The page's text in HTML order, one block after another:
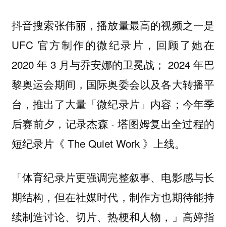
抖音搜索张伟丽，播放量最高的视频之一是
UFC 官方制作的微纪录片，回顾了她在
2020 年 3 月与乔安娜的卫冕战； 2024 年巴
黎奥运会期间，国际奥委会以及各大转播平
台，推出了大量「微纪录片」内容；今年季
后赛前夕，记录杰森 · 塔图姆复出全过程的
短纪录片《 The Quiet Work 》上线。
「体育纪录片更强调完整叙事、电影感与长
期结构，但在社媒时代，制作方也期待能持
续制造讨论、切片、热梗和人物，」 高婷指